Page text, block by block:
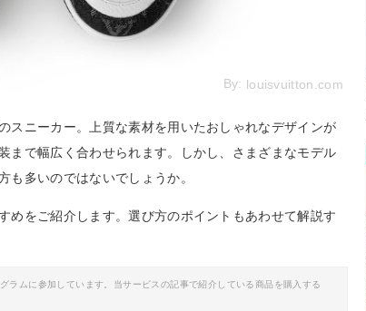
By: louisvuitton.com
スニーカー。上質な素材を用いたおしゃれなデザインが
まで幅広く合わせられます。しかし、さまざまなモデル
も多いのではないでしょうか。
めをご紹介します。選び方のポイントもあわせて解説す
ムに参加しています。当サービスの記事で紹介している商品を購入する